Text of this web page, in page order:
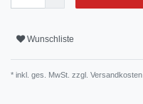
Wunschliste
* inkl. ges. MwSt. zzgl. Versandkosten